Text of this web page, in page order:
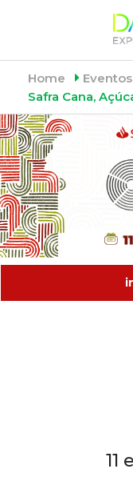
Home Eventos
Safra Cana,
11